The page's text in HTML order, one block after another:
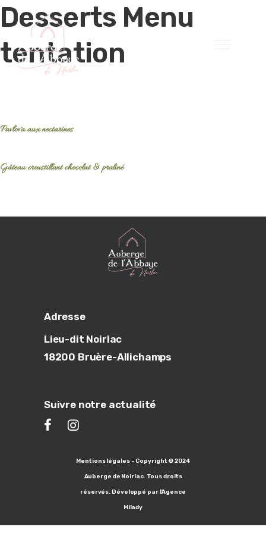
Desserts Menu
tentation
Pavlova aux nectarines
Gâteau croustillant chocolat & praliné
Adresse
Lieu-dit Noirlac
18200 Bruère-Allichamps
Suivre notre actualité
Mentions légales - Copyright © 2024
Auberge de Noirlac. Tous droits
réservés. Développé par l'Agence
Milady